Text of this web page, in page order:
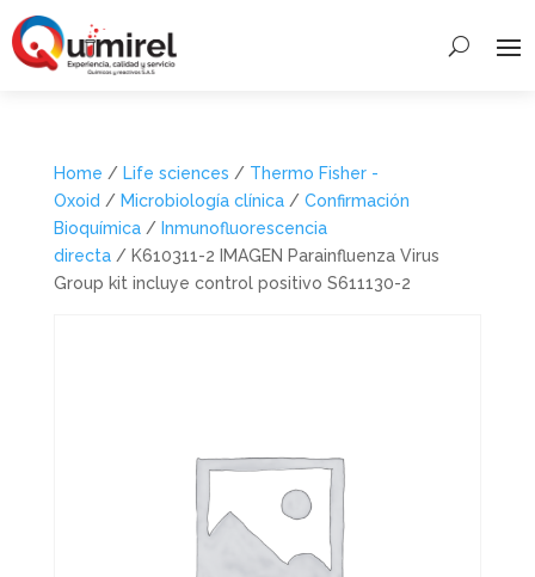
Home / Life sciences / Thermo Fisher -
Oxoid / Microbiología clínica/ Confirmación
Bioquímica/ Inmunofluorescencia
directa/ K610311-2 IMAGEN Parainfluenza Virus
Group kit incluye control positivo S611130-2